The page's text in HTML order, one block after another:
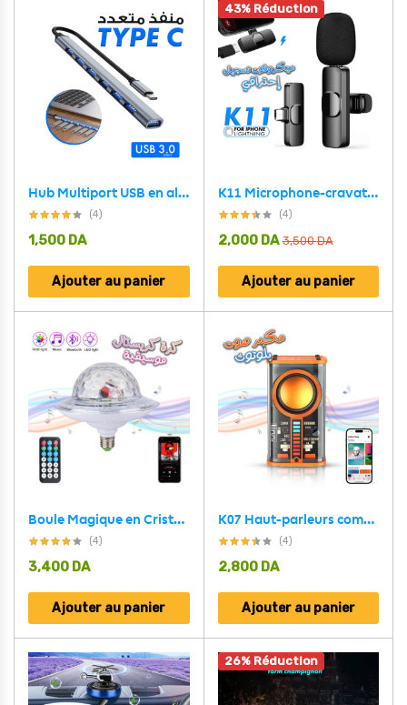
Hub Multiport USB en aluminium avec 7 Adaptateur USB-C 3.0 pour MacBook – Argent
(4)
1,500 DA
Ajouter au panier
43% Réduction
K11 Microphone-cravate sans fil Recording Audio Video Androïd / iPhone
(4)
3,500DA
2,000 DA
Ajouter au panier
Boule Magique en Cristal UFO Musique Bluetooth LED RGB E27
(4)
3,400 DA
Ajouter au panier
K07 Haut-parleurs compatible Bluetooth 5.0 Transparent sans fil USB 3 LED
(4)
2,800 DA
Ajouter au panier
26% Réduction